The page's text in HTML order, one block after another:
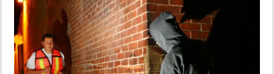
SHOW
DEPORTES